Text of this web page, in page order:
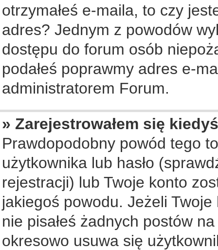
otrzymałeś e-maila, to czy
adres? Jednym z powodów
dostępu do forum osób
podałeś poprawmy adres e-
administratorem Forum.
» Zarejestrowałem się
Prawdopodobny powód tego
użytkownika lub hasło
rejestracji) lub Twoje konto
jakiegoś powodu. Jeżeli
nie pisałeś żadnych postów
okresowo usuwa się